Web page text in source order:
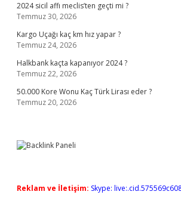
2024 sicil affı meclis’ten geçti mi ?
Temmuz 30, 2026
Kargo Uçağı kaç km hız yapar ?
Temmuz 24, 2026
Halkbank kaçta kapanıyor 2024 ?
Temmuz 22, 2026
50.000 Kore Wonu Kaç Türk Lirası eder ?
Temmuz 20, 2026
Reklam ve İletişim: Skype: